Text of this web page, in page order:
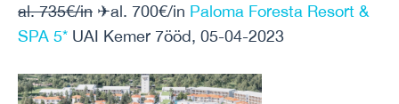
al. 735€/in ✈al. 700€/in Paloma Foresta Resort &
SPA 5* UAI Kemer 7ööd, 05-04-2023